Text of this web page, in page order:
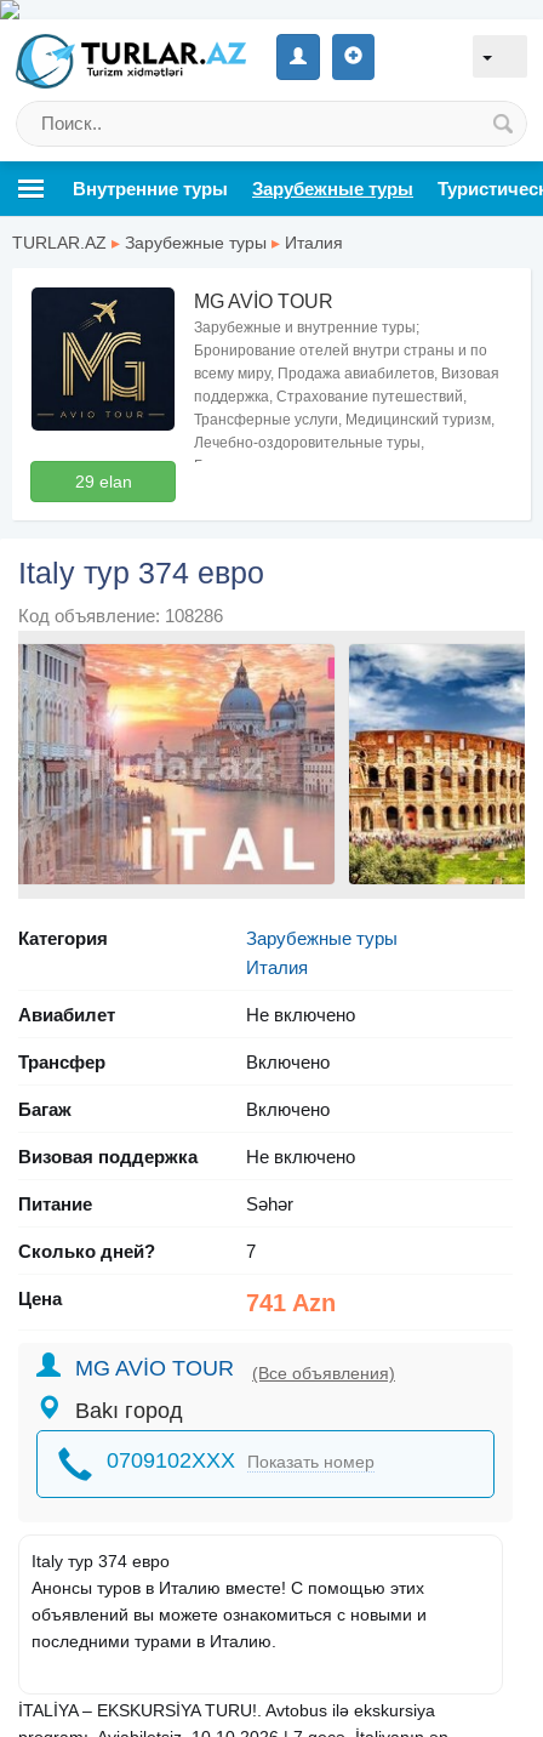
Внутренние туры Зарубежные туры
TURLAR.AZ ▸ Зарубежные туры ▸ Италия
29 elan
MG AVİO TOUR
Зарубежные и внутренние туры;
Бронирование отелей внутри страны и по
всему миру, Продажа авиабилетов, Визовая
поддержка, Страхование путешествий,
Трансферные услуги, Медицинский туризм,
Лечебно-оздоровительные туры,
Бесплатные консультации по туризму
Italy тур 374 евро
Код объявление: 108286
Категория
Зарубежные туры
Италия
Авиабилет Не включено
Трансфер Включено
Багаж Включено
Визовая поддержка Не включено
Питание Səhər
Сколько дней? 7
Цена 741 Azn
MG AVİO TOUR (Все объявления)
Bakı город
0709102XXX Показать номер
Italy тур 374 евро
Анонсы туров в Италию вместе! С помощью этих
объявлений вы можете ознакомиться с новыми и
последними турами в Италию.
İTALİYA – EKSKURSİYA TURU!. Avtobus ilə ekskursiya